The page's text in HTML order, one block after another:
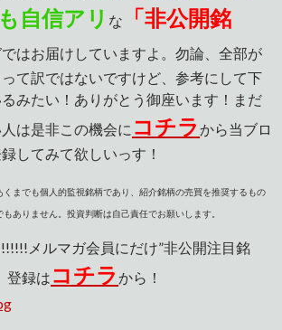
自信アリ な
「非公開銘
はお届けしていますよ。勿論、全部が
て訳ではないですけど、参考にして下
みたい！ありがとう御座います！まだ
は是非この機会に コチラ から当ブロ
してみて欲しいっす！
くまでも個人的監視銘柄であり、紹介銘柄の売買を推奨するもの
ありません。投資判断は自己責任でお願いします。
メルマガ会員にだけ”非公開注目銘
登録は コチラ から！